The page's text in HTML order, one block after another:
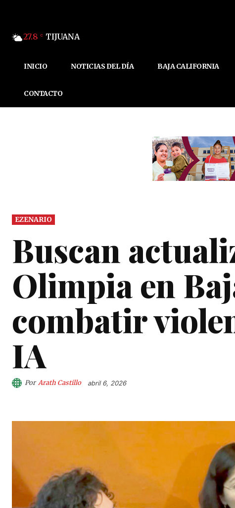
27.8 C TIJUANA
INICIO NOTICIAS DEL DÍA BAJA CALIFORNIA
CONTACTO
EZENARIO
Buscan
Olimpia en
combatir
IA
Por Arath Castillo abril 6, 2026